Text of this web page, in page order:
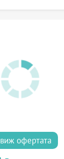
виж офертата